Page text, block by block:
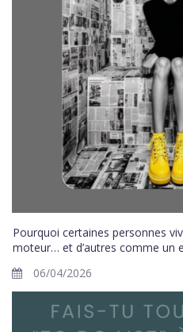
Pourquoi certaines personnes
moteur… et d’autres comme un
06/04/2026